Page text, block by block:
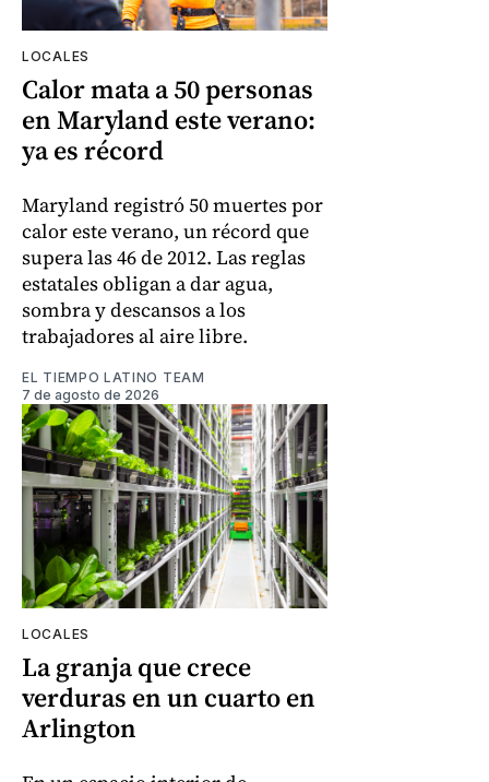
LOCALES
Calor mata a 50 personas
en Maryland este verano:
ya es récord
Maryland registró 50 muertes por
calor este verano, un récord que
supera las 46 de 2012. Las reglas
estatales obligan a dar agua,
sombra y descansos a los
trabajadores al aire libre.
EL TIEMPO LATINO TEAM
7 de agosto de 2026
LOCALES
La granja que crece
verduras en un cuarto en
Arlington